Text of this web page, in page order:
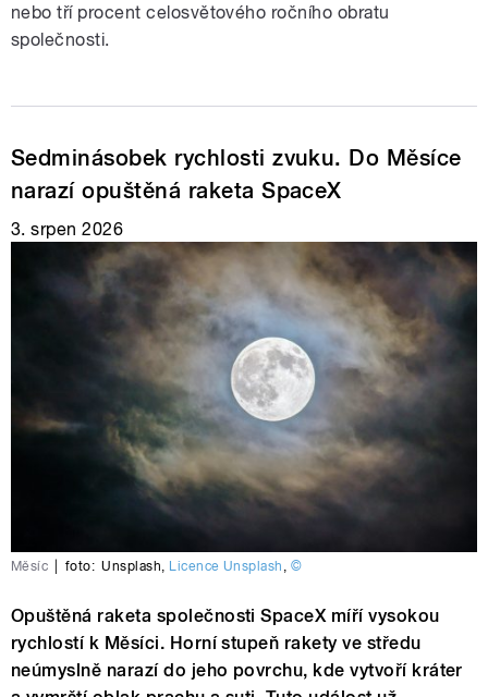
nebo tří procent celosvětového ročního obratu
společnosti.
Sedminásobek rychlosti zvuku. Do Měsíce
narazí opuštěná raketa SpaceX
3. srpen 2026
Měsíc foto: Unsplash, Licence Unsplash , ©
Opuštěná raketa společnosti SpaceX míří vysokou
rychlostí k Měsíci. Horní stupeň rakety ve středu
neúmyslně narazí do jeho povrchu, kde vytvoří kráter